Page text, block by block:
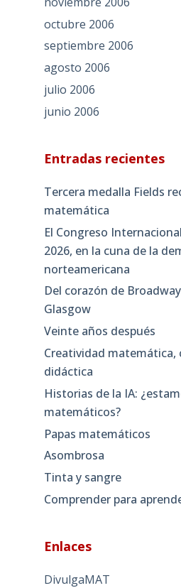
octubre 2006
septiembre 2006
agosto 2006
julio 2006
junio 2006
Entradas recientes
Tercera medalla Fields
matemática
El Congreso
2026, en la cuna de la
norteamericana
Del corazón de
Glasgow
Veinte años después
Creatividad matemática,
didáctica
Historias de la IA:
matemáticos?
Papas matemáticos
Asombrosa
Tinta y sangre
Comprender para
Enlaces
DivulgaMAT